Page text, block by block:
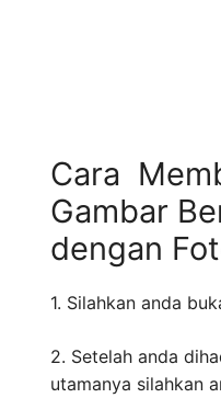
Cara
Gambar
dengan
1. Silahkan anda
2. Setelah anda
utamanya silahkan